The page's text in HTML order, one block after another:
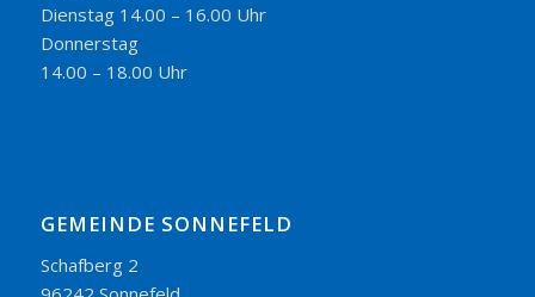
Dienstag 14.00 – 16.00 Uhr
Donnerstag
14.00 – 18.00 Uhr
GEMEINDE SONNEFELD
Schafberg 2